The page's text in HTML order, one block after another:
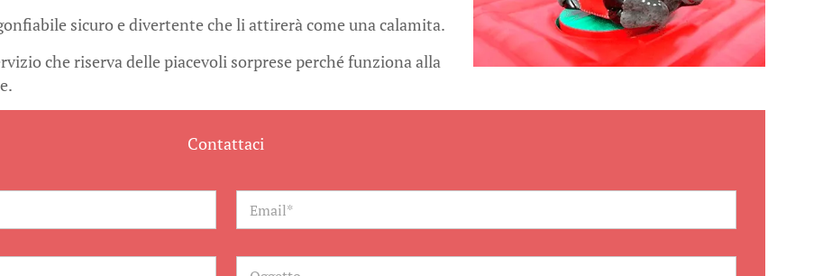
sicuro e divertente che li attirerà come una calamita.
che riserva delle piacevoli sorprese perché funziona alla
Contattaci
E
a
lO